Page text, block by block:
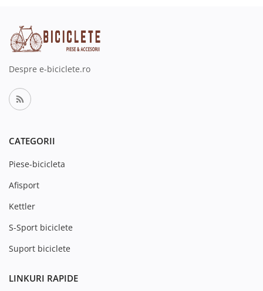
Despre e-biciclete.ro
CATEGORII
Piese-bicicleta
Afisport
Kettler
S-Sport biciclete
Suport biciclete
LINKURI RAPIDE